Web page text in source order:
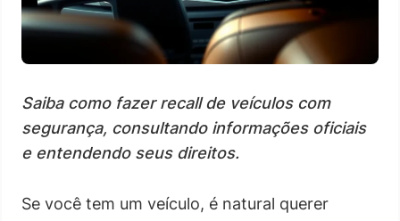
Saiba como fazer recall de veículos com
segurança, consultando informações oficiais
e entendendo seus direitos.
Se você tem um veículo, é natural querer